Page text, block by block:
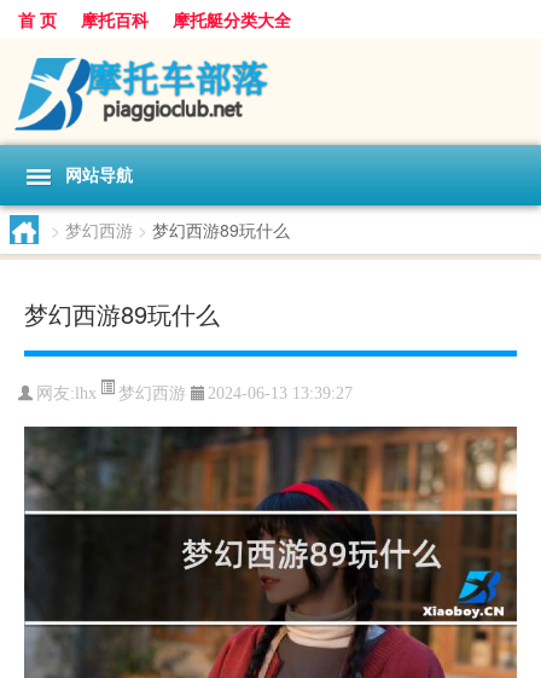
首 页 摩托百科 摩托艇分类大全
网站导航
> 梦幻西游 > 梦幻西游89玩什么
梦幻西游89玩什么
网友: lhx 梦幻西游 2024-06-13 13:39:27